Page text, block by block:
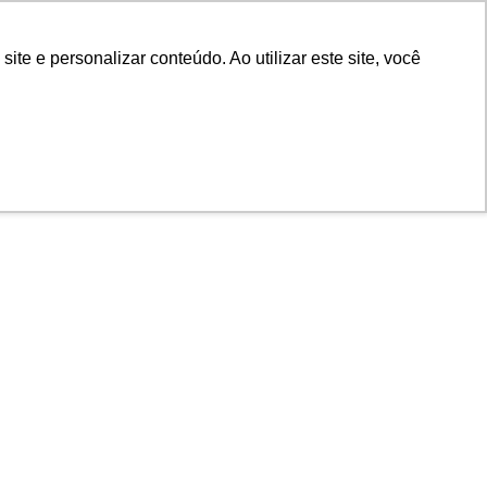
e personalizar conteúdo. Ao utilizar este site, você